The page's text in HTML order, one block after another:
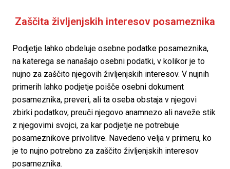
Zaščita življenjskih interesov posameznika
Podjetje lahko obdeluje osebne podatke posameznika,
na katerega se nanašajo osebni podatki, v kolikor je to
nujno za zaščito njegovih življenjskih interesov. V nujnih
primerih lahko podjetje poišče osebni dokument
posameznika, preveri, ali ta oseba obstaja v njegovi
zbirki podatkov, preuči njegovo anamnezo ali naveže stik
z njegovimi svojci, za kar podjetje ne potrebuje
posameznikove privolitve. Navedeno velja v primeru, ko
je to nujno potrebno za zaščito življenjskih interesov
posameznika.